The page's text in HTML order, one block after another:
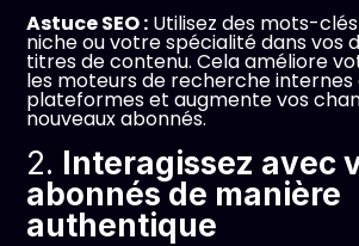
Astuce SEO : Utilisez des mots-
niche ou votre spécialité dans vos
titres de contenu. Cela améliore
les moteurs de recherche internes
plateformes et augmente vos
nouveaux abonnés.
2. Interagissez avec
abonnés de manière
authentique